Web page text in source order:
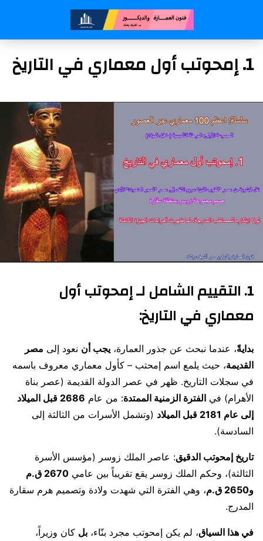
1. إمحوتب أول معماري في التاريخ
1. التقييم الشامل لـ إمحوتب أول
معماري في التاريخ:
بدايةً، عندما نبحث عن جذور العمارة، يجب أن نعود إلى مصر
القديمة، حيث يلمع اسم إمحتب – كأول معماري معروف باسمه
في سجلات التاريخ. ظهر في عصر الدولة القديمة (عصر بناة
الأهرام) في الفترة الزمنية الممتدة: من عام
2686 قبل الميلاد
إلى عام 2181 قبل الميلاد
(وتشمل الأسرات من الثالثة إلى
السادسة).
تاريخ إمحوتب الدقيق: عاصر الملك زوسر (مؤسس الأسرة
الثالثة)، وحكم الملك زوسر يقع تقريباً بين عامي
2670 ق.م
و2650 ق.م
، وهي الفترة التي شهدت ولادة وتصميم هرم سقارة
المدرج.
في هذا السياق، لم يكن إمحوتب مجرد بنّاء، بل كان وزيراً،